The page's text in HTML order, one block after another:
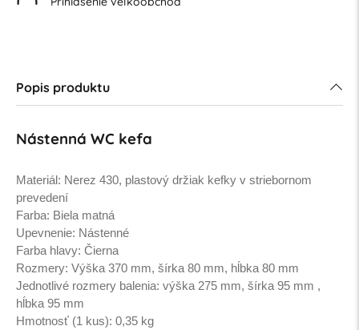
Popis produktu
Nástenná WC kefa
Materiál: Nerez 430, plastový držiak kefky v striebornom
prevedení
Farba: Biela matná
Upevnenie: Nástenné
Farba hlavy: Čierna
Rozmery: Výška 370 mm, šírka 80 mm, hĺbka 80 mm
Jednotlivé rozmery balenia: výška 275 mm, šírka 95 mm ,
hĺbka 95 mm
Hmotnosť (1 kus): 0,35 kg